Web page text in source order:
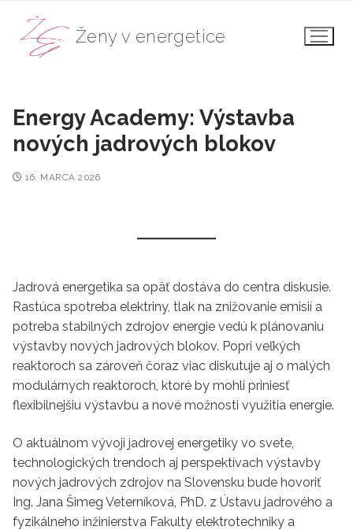
obsah
Ženy v energetice
Energy Academy: Výstavba
nových jadrových blokov
16. MARCA 2026
Jadrová energetika sa opäť dostáva do centra diskusie.
Rastúca spotreba elektriny, tlak na znižovanie emisií a
potreba stabilných zdrojov energie vedú k plánovaniu
výstavby nových jadrových blokov. Popri veľkých
reaktoroch sa zároveň čoraz viac diskutuje aj o malých
modulárnych reaktoroch, ktoré by mohli priniesť
flexibilnejšiu výstavbu a nové možnosti využitia energie.
O aktuálnom vývoji jadrovej energetiky vo svete,
technologických trendoch aj perspektívach výstavby
nových jadrových zdrojov na Slovensku bude hovoriť
Ing. Jana Šimeg Veterníková, PhD. z Ústavu jadrového a
fyzikálneho inžinierstva Fakulty elektrotechniky a